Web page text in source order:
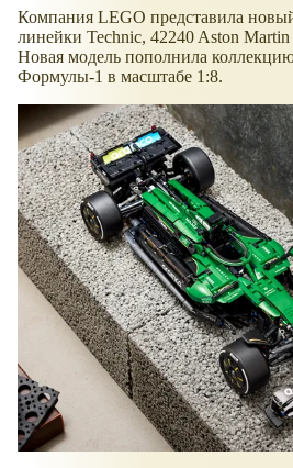
Компания LEGO представила
линейки Technic, 42240 Aston
Новая модель пополнила
Формулы-1 в масштабе 1:8.